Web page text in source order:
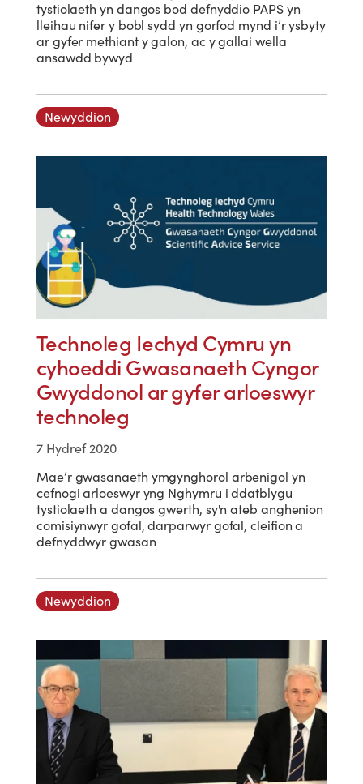
tystiolaeth yn dangos bod defnyddio PAPS yn
lleihau nifer y bobl sydd yn gorfod mynd i’r ysbyty
ar gyfer methiant y galon, ac y gallai wella
ansawdd bywyd
Newyddion
Technoleg Iechyd Cymru yn
cyhoeddi Gwasanaeth Cyngor
Gwyddonol ar gyfer arloeswyr
technoleg
7 Hydref 2020
Mae’r gwasanaeth ymgynghorol arbenigol yn
cefnogi arloeswyr yng Nghymru i ddatblygu
tystiolaeth a dangos gwerth, sy'n ateb anghenion
comisiynwyr gofal, darparwyr gofal, cleifion a
defnyddwyr gwasan
Newyddion